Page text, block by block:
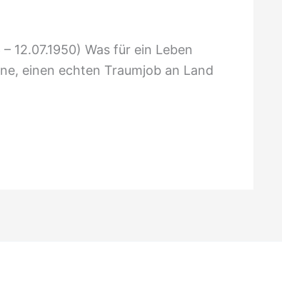
12.07.1950) Was für ein Leben
einen echten Traumjob an Land